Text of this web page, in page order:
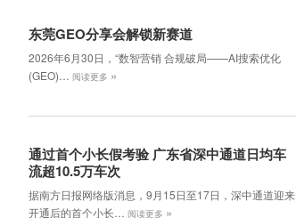
东莞GEO分享会解锁新赛道
2026年6月30日，‌“数智营销 合规破局——AI搜索优化
(GEO)…
阅读更多 »
通过首个小长假考验 广东省深中通道日均车
流超10.5万车次
据南方日报网络版消息，9月15日至17日，深中通道迎来
开通后的首个小长…
阅读更多 »